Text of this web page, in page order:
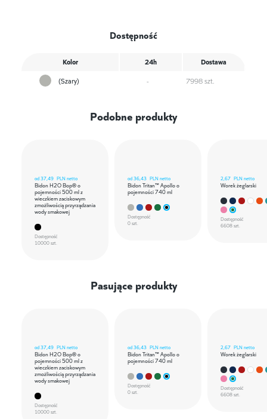
Dostępność
Kolor 24h
Dostawa
(Szary)
- 7998 szt.
Podobne produkty
od37,49 PLN netto
Bidon H2O Bop® o
pojemności 500 ml z
wieczkiem zaciskowym
zmożliwością przyrządzania
wody smakowej
Dostępność
10000 szt.
od36,43 PLN netto
Bidon Tritan™ Apollo o
pojemności 740 ml
Dostępność
0 szt.
2,67 PLN netto
Worek żeglarski
Dostępność
6608 szt.
Pasujące produkty
od37,49 PLN netto
Bidon H2O Bop® o
pojemności 500 ml z
wieczkiem zaciskowym
zmożliwością przyrządzania
wody smakowej
Dostępność
10000 szt.
od36,43 PLN netto
Bidon Tritan™ Apollo o
pojemności 740 ml
Dostępność
0 szt.
2,67 PLN netto
Worek żeglarski
Dostępność
6608 szt.